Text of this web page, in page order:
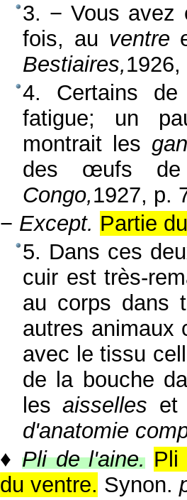
3. − Vous avez
fois, au ventre
Bestiaires,1926,
4. Certains
fatigue; un
montrait les
des œufs
Congo,1927, p.
− Except. Partie
5. Dans ces
cuir est très-
au corps dans
autres animaux
avec le tissu
de la bouche
lesaisselles
d'anatomie
♦Pli de l'aine. Pli
du ventre. Synon.